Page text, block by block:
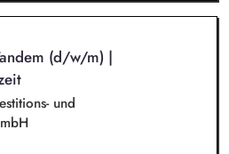
diese nach definierten Vorgaben
Bearbeitung vor.
und pflegst Aufträge sorgfältig in
eine hohe Datenqualität sicher.
bei der schriftlichen und
mit Kunden sowie internen und
(d/w/m) |
und